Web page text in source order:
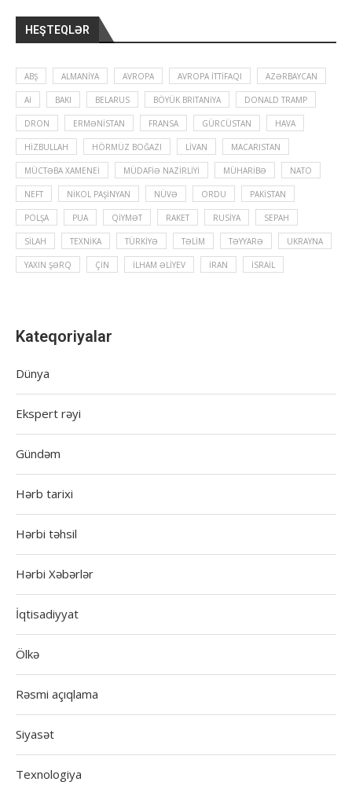
HEŞTEQLƏR
ABŞ ALMANIYA AVROPA AVROPA İTTIFAQI AZƏRBAYCAN
Aİ BAKI BELARUS BÖYÜK BRITANIYA DONALD TRAMP
DRON ERMƏNISTAN FRANSA GÜRCÜSTAN HAVA
HIZBULLAH HÖRMÜZ BOĞAZI LIVAN MACARISTAN
MÜCTƏBA XAMENEI MÜDAFIƏ NAZIRLIYI MÜHARIBƏ NATO
NEFT NIKOL PAŞINYAN NÜVƏ ORDU PAKISTAN
POLŞA PUA QIYMƏT RAKET RUSIYA SEPAH
SILAH TEXNIKA TÜRKIYƏ TƏLIM TƏYYARƏ UKRAYNA
YAXIN ŞƏRQ ÇIN İLHAM ƏLIYEV İRAN İSRAIL
Kateqoriyalar
Dünya
Ekspert rəyi
Gündəm
Hərb tarixi
Hərbi təhsil
Hərbi Xəbərlər
İqtisadiyyat
Ölkə
Rəsmi açıqlama
Siyasət
Texnologiya